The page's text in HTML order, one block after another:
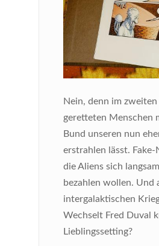
Nein, denn im
geretteten Menschen
Bund unseren nun
erstrahlen lässt.
die Aliens sich
bezahlen wollen. Und
intergalaktischen
Wechselt Fred Duval
Lieblingssetting?